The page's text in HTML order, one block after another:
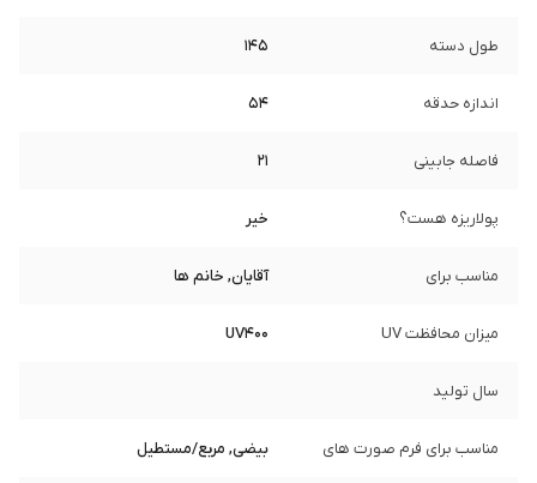
طول دسته 145
اندازه حدقه 54
فاصله جابینی 21
پولاریزه هست؟ خیر
مناسب برای آقایان, خانم ها
میزان محافظت UV UV400
سال تولید
مناسب برای فرم صورت های بیضی, مربع/مستطیل